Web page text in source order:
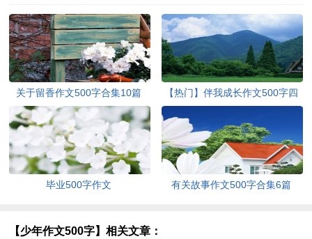
关于留香作文500字合集10篇
【热门】伴我成长作文500字四
毕业500字作文 有关故事作文500字合集6篇
【少年作文500字】相关文章：